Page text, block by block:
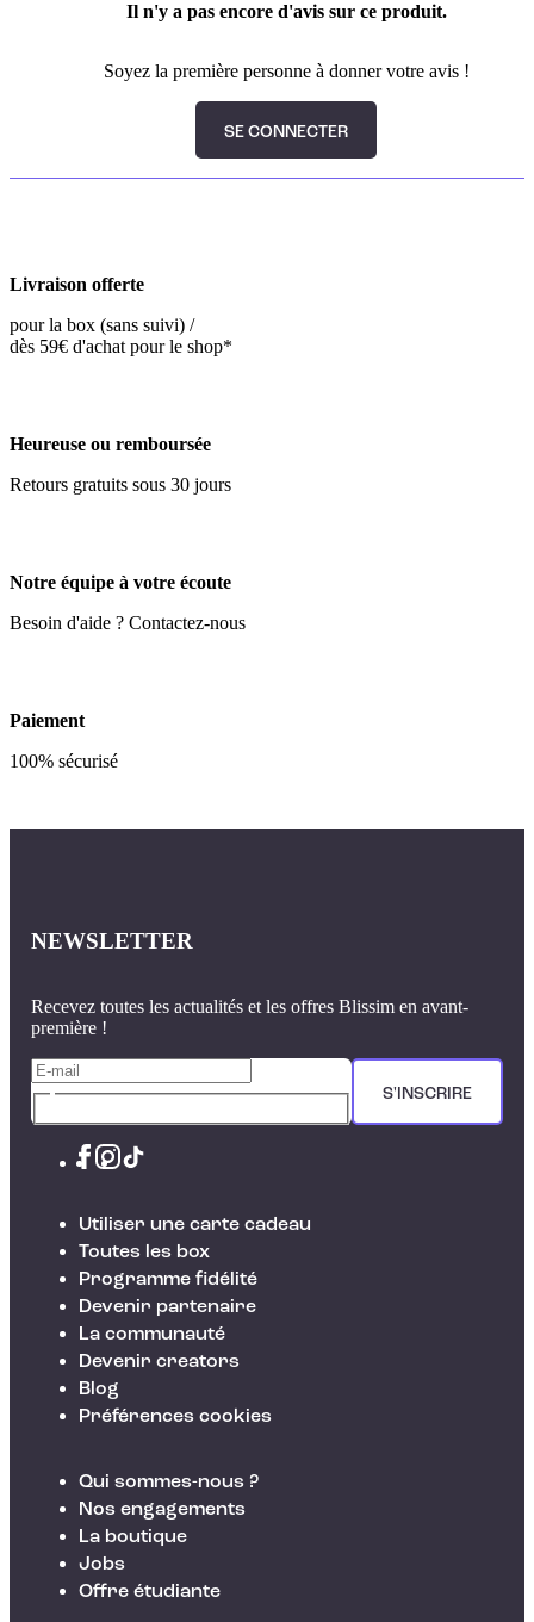
Il n'y a pas encore d'avis sur ce produit.
Soyez la première personne à donner votre avis !
SE CONNECTER
Livraison offerte
pour la box (sans suivi) /
dès 59€ d'achat pour le shop*
Heureuse ou remboursée
Retours gratuits sous 30 jours
Notre équipe à votre écoute
Besoin d'aide ? Contactez-nous
Paiement
100% sécurisé
NEWSLETTER
Recevez toutes les actualités et les offres Blissim en avant-
première !
S'INSCRIRE
Utiliser une carte cadeau
Toutes les box
Programme fidélité
Devenir partenaire
La communauté
Devenir creators
Blog
Préférences cookies
Qui sommes-nous ?
Nos engagements
La boutique
Jobs
Offre étudiante